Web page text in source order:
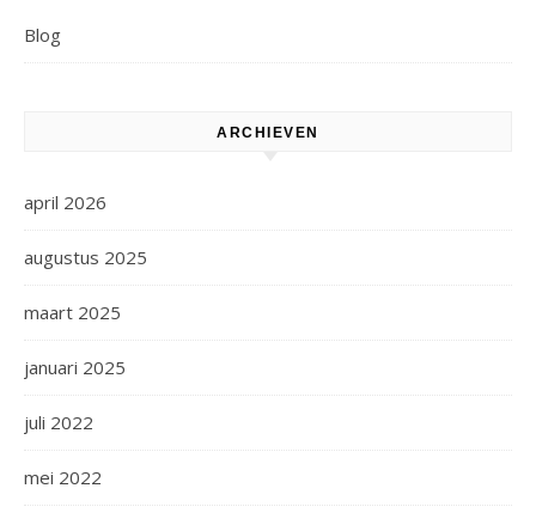
Blog
ARCHIEVEN
april 2026
augustus 2025
maart 2025
januari 2025
juli 2022
mei 2022